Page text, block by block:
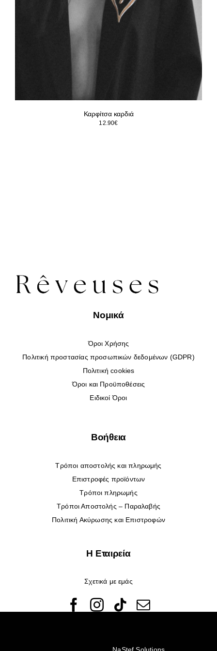
Καρφίτσα καρδιά
12.90€
Νομικά
Όροι Χρήσης
Πολιτική προστασίας προσωπικών δεδομένων (GDPR)
Πολιτική cookies
Όροι και Προϋποθέσεις
Ειδικοί Όροι
Βοήθεια
Τρόποι αποστολής και πληρωμής
Επιστροφές προϊόντων
Τρόποι πληρωμής
Τρόποι Αποστολής – Παραλαβής
Πολιτική Ακύρωσης και Επιστροφών
Η Εταιρεία
Σχετικά με εμάς